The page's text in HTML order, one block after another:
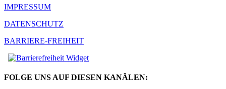
IMPRESSUM
DATENSCHUTZ
BARRIERE-FREIHEIT
FOLGE UNS AUF DIESEN KANÄLEN: